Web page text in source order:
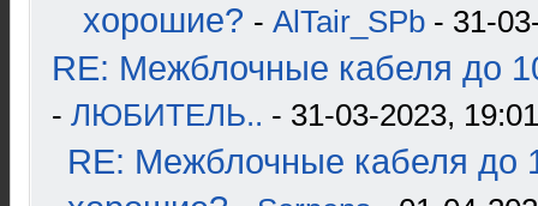
хорошие? - AlTair_SPb - 31-
RE: Межблочные кабеля до
- ЛЮБИТЕЛЬ.. - 31-03-2023, 19:01
RE: Межблочные кабеля до